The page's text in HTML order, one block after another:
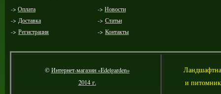
-> Оплата -> Новости
-> Доставка -> Статьи
-> Регистрация -> Контакты
©Интернет-магазин «Edelgarden»
2014 г.
Л
и питомник